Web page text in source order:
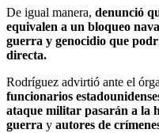
De igual manera, denunció
equivalen a un bloqueo
guerra y genocidio que
directa.
Rodríguez advirtió ante el
funcionarios
ataque militar pasarán a la
guerra y autores de